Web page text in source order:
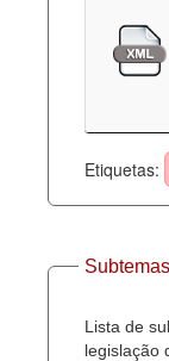
Etiquetas:
Subtemas
Lista de
legislação